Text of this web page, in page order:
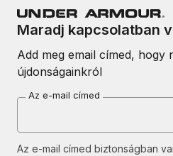
Maradj kapcsolatban
Add meg email címed, hogy
újdonságainkról
Az e-mail címed
Az e-mail címed biztonságban